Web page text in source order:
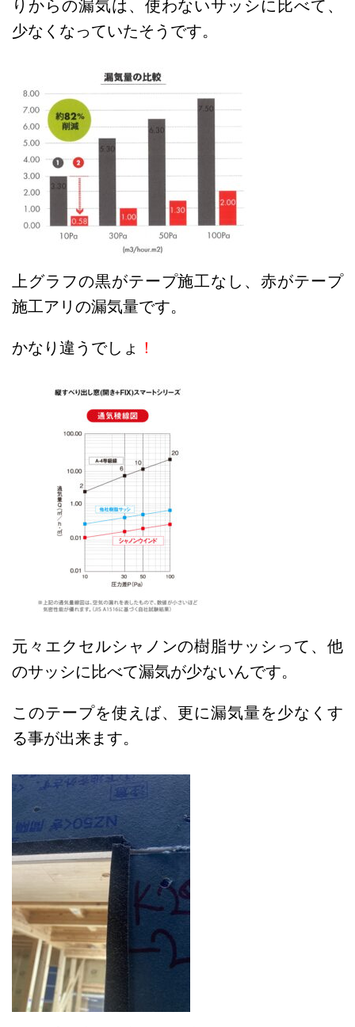
りからの漏気は、使わないサッシに比べて、
少なくなっていたそうです。
上グラフの黒がテープ施工なし、赤がテープ
施工アリの漏気量です。
かなり違うでしょ ！
元々エクセルシャノンの樹脂サッシって、他
のサッシに比べて漏気が少ないんです。
このテープを使えば、更に漏気量を少なくす
る事が出来ます。